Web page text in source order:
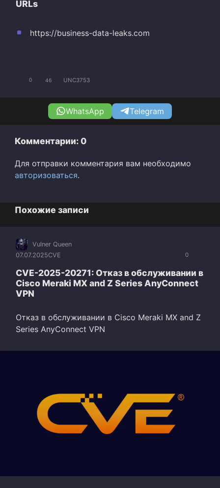
URLs
https://business-data-leaks.com
0 46 UNC3753
WhatsApp Telegram
Комментарии: 0
Для отправки комментария вам необходимо
авторизоваться.
Похожие записи
0
Vulner Queen
07.07.2025CVE
CVE-2025-20271: Отказ в обслуживании в
Cisco Meraki MX and Z Series AnyConnect
VPN
Отказ в обслуживании в Cisco Meraki MX and Z
Series AnyConnect VPN